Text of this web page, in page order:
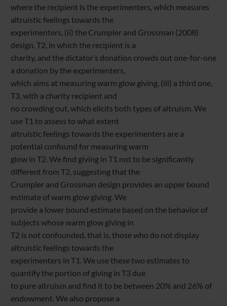
where the recipient is the experimenters, which measures
altruistic feelings towards the
experimenters, (ii) the Crumpler and Grossman (2008)
design, T2, in which the recipient is a
charity, and the dictator’s donation crowds out one-for-one
a donation by the experimenters,
which aims at measuring warm glow giving, (iii) a third one,
T3, with a charity recipient and
no crowding out, which elicits both types of altruism. We
use T1 to assess to what extent
altruistic feelings towards the experimenters are a
potential confound for measuring warm
glow in T2. We find giving in T1 not to be significantly
different from T2, suggesting that the
Crumpler and Grossman design provides an upper bound
estimate of warm glow giving. We
provide a lower bound estimate based on the behavior of
subjects whose warm glow giving in
T2 is not confounded, that is, those who do not display
altruistic feelings towards the
experimenters in T1. We use these two estimates to
quantify the portion of giving in T3 due
to pure altruism and find it to be between 20% and 26% of
endowment. We also propose a